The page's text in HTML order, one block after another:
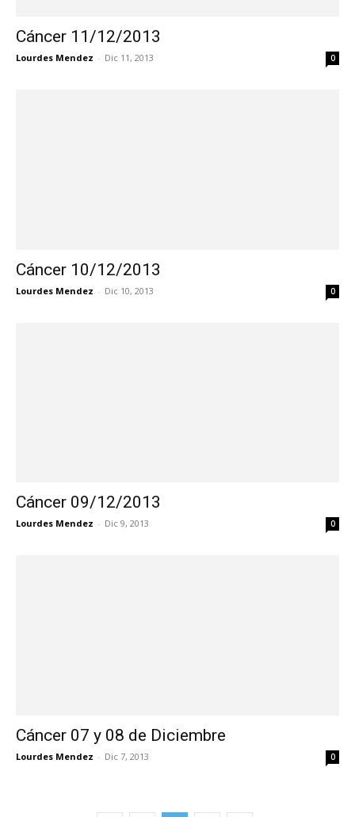
Cáncer 11/12/2013
Lourdes Mendez - Dic 11, 2013 0
Cáncer 10/12/2013
Lourdes Mendez - Dic 10, 2013 0
Cáncer 09/12/2013
Lourdes Mendez - Dic 9, 2013 0
Cáncer 07 y 08 de Diciembre
Lourdes Mendez - Dic 7, 2013 0